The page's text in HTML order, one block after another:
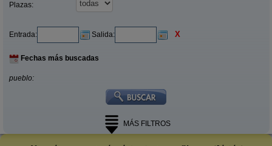
Plazas:
Entrada: Salida: X
Fechas más buscadas
pueblo:
MÁS FILTROS